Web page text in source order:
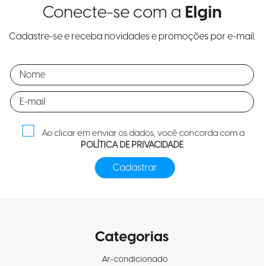
Conecte-se com a Elgin
Cadastre-se e receba novidades e promoções por e-mail.
Ao clicar em enviar os dados, você concorda com a
POLÍTICA DE PRIVACIDADE
Categorias
Ar-condicionado